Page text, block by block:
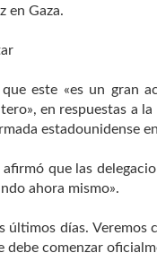
en Gaza.
este «es un gran
en respuestas a
estadounidense
que las
ahora mismo».
últimos días.
debe comenzar